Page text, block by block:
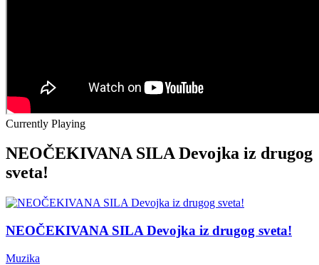
Currently Playing
NEOČEKIVANA SILA Devojka iz drugog
sveta!
NEOČEKIVANA SILA Devojka iz drugog sveta!
Muzika